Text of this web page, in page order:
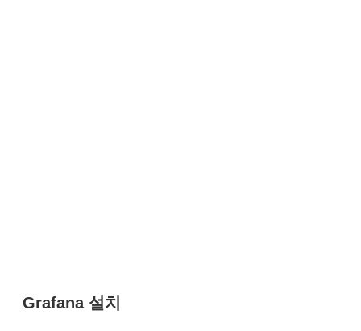
Grafana 설치